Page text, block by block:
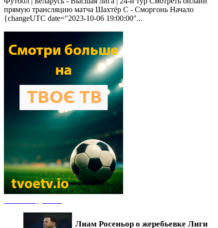
прямую трансляцию матча Шахтёр С - Сморгонь Начало
{changeUTC date="2023-10-06 19:00:00"...
Лиам Росеньор о жеребьевке Лиги